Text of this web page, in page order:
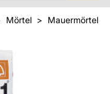
Mörtel Mauermörtel